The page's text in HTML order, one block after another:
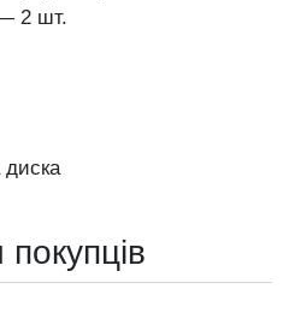
2 шт.
покупців